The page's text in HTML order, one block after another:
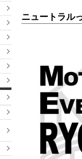
ニュートラル